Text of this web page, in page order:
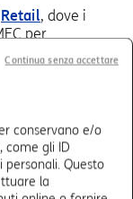
Retail, dove i
per
ottimizzare la
Inoltre, la sinergia
processi, con
conservano e/o
come gli ID
Questo
la
Continua senza accettare